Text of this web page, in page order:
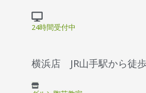
24時間受付中
横浜店 JR山手駅から徒